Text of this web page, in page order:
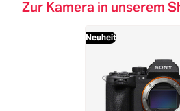
Zur Kamera in unserem
Neuheit